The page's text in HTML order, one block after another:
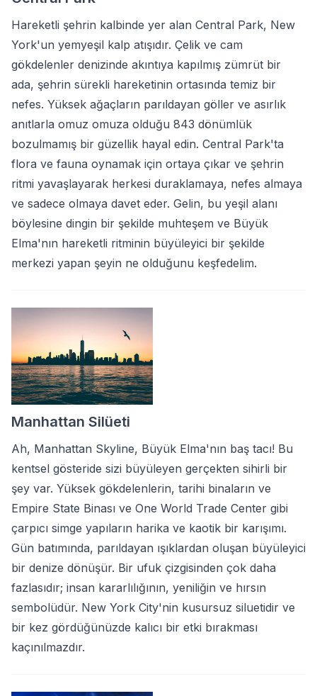
Hareketli şehrin kalbinde yer alan Central Park, New
York'un yemyeşil kalp atışıdır. Çelik ve cam
gökdelenler denizinde akıntıya kapılmış zümrüt bir
ada, şehrin sürekli hareketinin ortasında temiz bir
nefes. Yüksek ağaçların parıldayan göller ve asırlık
anıtlarla omuz omuza olduğu 843 dönümlük
bozulmamış bir güzellik hayal edin. Central Park'ta
flora ve fauna oynamak için ortaya çıkar ve şehrin
ritmi yavaşlayarak herkesi duraklamaya, nefes almaya
ve sadece olmaya davet eder. Gelin, bu yeşil alanı
böylesine dingin bir şekilde muhteşem ve Büyük
Elma'nın hareketli ritminin büyüleyici bir şekilde
merkezi yapan şeyin ne olduğunu keşfedelim.
Manhattan Silüeti
Ah, Manhattan Skyline, Büyük Elma'nın baş tacı! Bu
kentsel gösteride sizi büyüleyen gerçekten sihirli bir
şey var. Yüksek gökdelenlerin, tarihi binaların ve
Empire State Binası ve One World Trade Center gibi
çarpıcı simge yapıların harika ve kaotik bir karışımı.
Gün batımında, parıldayan ışıklardan oluşan büyüleyici
bir denize dönüşür. Bir ufuk çizgisinden çok daha
fazlasıdır; insan kararlılığının, yeniliğin ve hırsın
sembolüdür. New York City'nin kusursuz siluetidir ve
bir kez gördüğünüzde kalıcı bir etki bırakması
kaçınılmazdır.